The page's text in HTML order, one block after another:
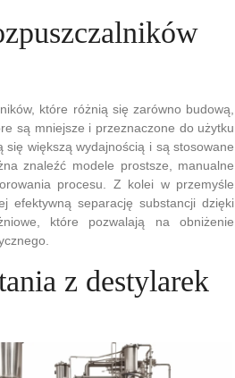
które różnią się zarówno budową,
są mniejsze i przeznaczone do użytku
większą wydajnością i są stosowane
znaleźć modele prostsze, manualne
procesu. Z kolei w przemyśle
efektywną separację substancji dzięki
które pozwalają na obniżenie
z destylarek